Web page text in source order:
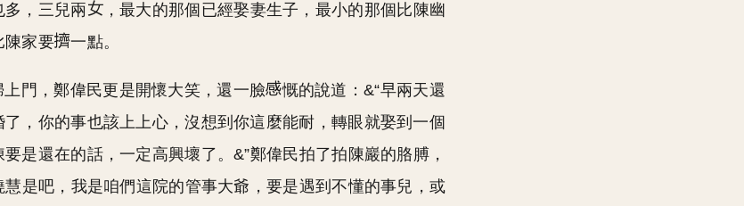
，三兒兩
，最大的那個已經娶妻生子，最小的那個比陳幽
陳家要
一點。
上門，鄭偉民更是開懷大笑，還一臉
慨的說道：&“早兩天還
，你的事也該上上心，沒想到你這麼能耐，轉眼就娶到一個
是還在的話，一定高興壞了。&”鄭偉民拍了拍陳巖的胳膊，
慧是吧，我是咱們這院的管事大爺，要是遇到不懂的事兒，或